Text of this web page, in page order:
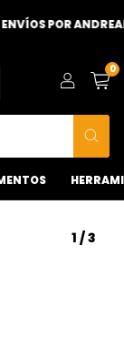
POR ANDREANI
0
1 /3